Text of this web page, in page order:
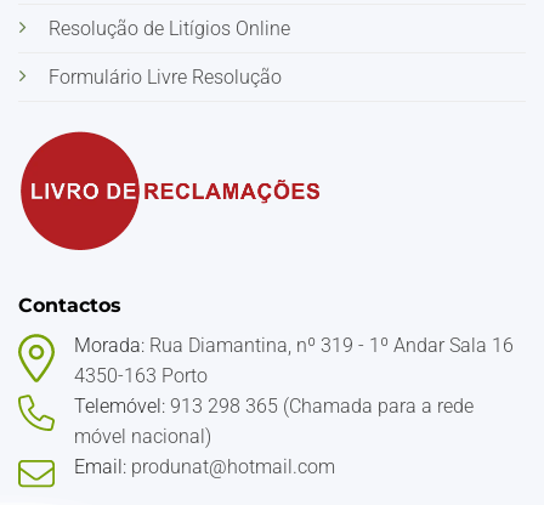
Resolução de Litígios Online
Formulário Livre Resolução
Contactos
Morada: Rua Diamantina, nº 319 - 1º Andar Sala 16
4350-163 Porto
Telemóvel: 913 298 365 (Chamada para a rede
móvel nacional)
Email: produnat@hotmail.com